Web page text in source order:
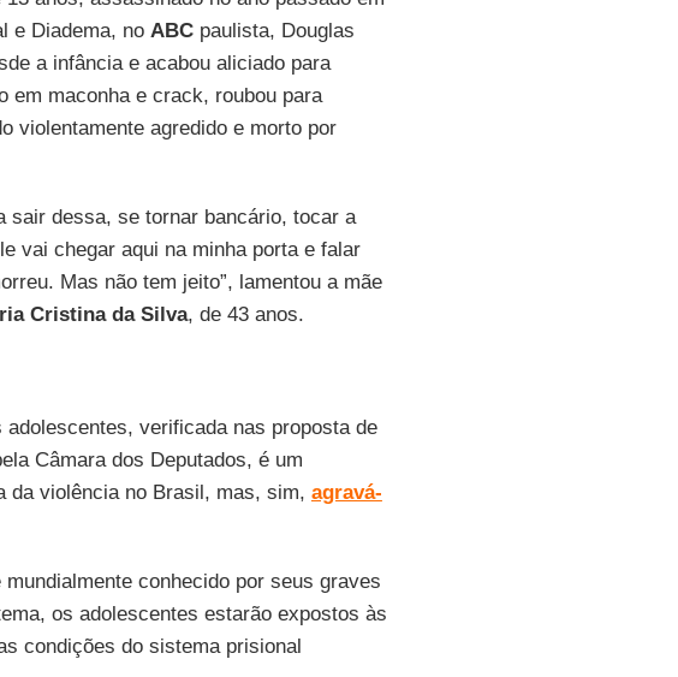
e Diadema, no ABCpaulista, Douglas
a infância e acabou aliciado para
em maconha e crack, roubou para
violentamente agredido e morto por
sair dessa, se tornar bancário, tocar a
vai chegar aqui na minha porta e falar
Mas não tem jeito”, lamentou a mãe
Cristina da Silva, de 43 anos.
verificada nas proposta de
Câmara dos Deputados, é um
da violência no Brasil, mas, sim, agravá-
conhecido por seus graves
os adolescentes estarão expostos às
condições do sistema prisional